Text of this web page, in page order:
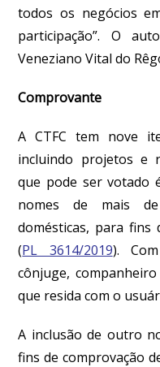
todos os negócios
participação”. O
Veneziano Vital do
Comprovante
A CTFC tem nove
incluindo projetos e
que pode ser votado
nomes de mais
domésticas, para fins
(PL 3614/2019).
cônjuge,
que resida com o
A inclusão de outro
fins de comprovação